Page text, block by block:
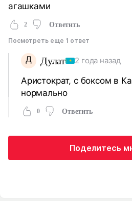
агашками
2 Ответить
Посмотреть еще 1 ответ
Д Дулат 2 года назад
Аристократ, с боксом в
нормально
0 Ответить
Поделитесь